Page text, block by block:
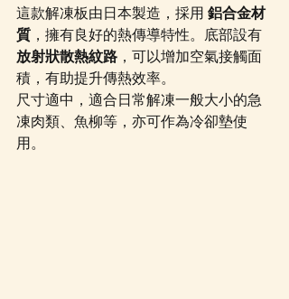
這款解凍板由日本製造，採用 鋁合金材
質 ，擁有良好的熱傳導特性。底部設有
放射狀散熱紋路 ，可以增加空氣接觸面
積，有助提升傳熱效率。
尺寸適中，適合日常解凍一般大小的急
凍肉類、魚柳等，亦可作為冷卻墊使
用。